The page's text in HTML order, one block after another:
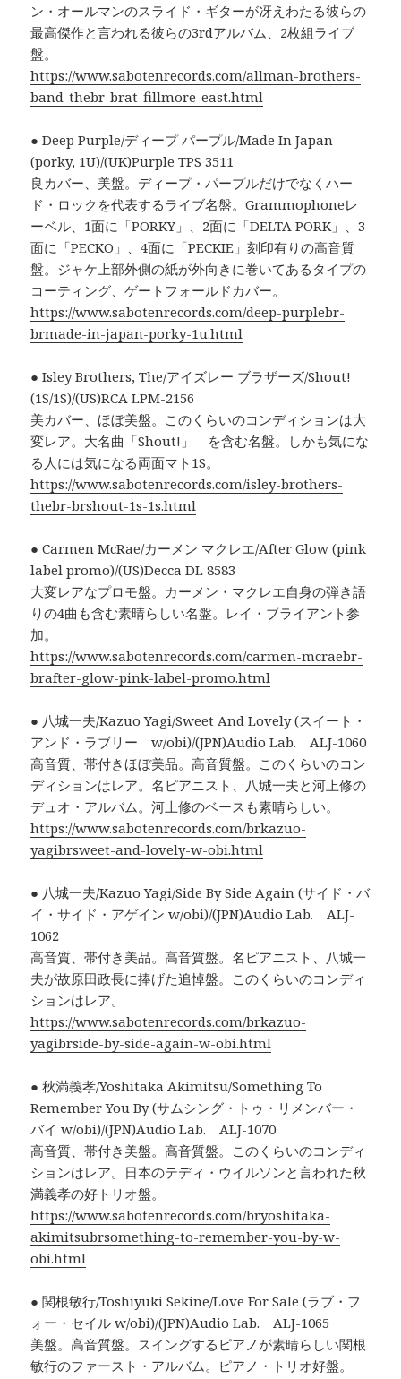
ン・オールマンのスライド・ギターが冴えわたる彼らの
最高傑作と言われる彼らの3rdアルバム、2枚組ライブ
盤。
https://www.sabotenrecords.com/allman-brothers-
band-thebr-brat-fillmore-east.html
● Deep Purple/ディープ パープル/Made In Japan
(porky, 1U)/(UK)Purple TPS 3511
良カバー、美盤。ディープ・パープルだけでなくハー
ド・ロックを代表するライブ名盤。Grammophoneレ
ーベル、1面に「PORKY」、2面に「DELTA PORK」、3
面に「PECKO」、4面に「PECKIE」刻印有りの高音質
盤。ジャケ上部外側の紙が外向きに巻いてあるタイプの
コーティング、ゲートフォールドカバー。
https://www.sabotenrecords.com/deep-purplebr-
brmade-in-japan-porky-1u.html
● Isley Brothers, The/アイズレー ブラザーズ/Shout!
(1S/1S)/(US)RCA LPM-2156
美カバー、ほぼ美盤。このくらいのコンディションは大
変レア。大名曲「Shout!」 を含む名盤。しかも気にな
る人には気になる両面マト1S。
https://www.sabotenrecords.com/isley-brothers-
thebr-brshout-1s-1s.html
● Carmen McRae/カーメン マクレエ/After Glow (pink
label promo)/(US)Decca DL 8583
大変レアなプロモ盤。カーメン・マクレエ自身の弾き語
りの4曲も含む素晴らしい名盤。レイ・ブライアント参
加。
https://www.sabotenrecords.com/carmen-mcraebr-
brafter-glow-pink-label-promo.html
● 八城一夫/Kazuo Yagi/Sweet And Lovely (スイート・
アンド・ラブリー w/obi)/(JPN)Audio Lab. ALJ-1060
高音質、帯付きほぼ美品。高音質盤。このくらいのコン
ディションはレア。名ピアニスト、八城一夫と河上修の
デュオ・アルバム。河上修のベースも素晴らしい。
https://www.sabotenrecords.com/brkazuo-
yagibrsweet-and-lovely-w-obi.html
● 八城一夫/Kazuo Yagi/Side By Side Again (サイド・バ
イ・サイド・アゲイン w/obi)/(JPN)Audio Lab. ALJ-
1062
高音質、帯付き美品。高音質盤。名ピアニスト、八城一
夫が故原田政長に捧げた追悼盤。このくらいのコンディ
ションはレア。
https://www.sabotenrecords.com/brkazuo-
yagibrside-by-side-again-w-obi.html
● 秋満義孝/Yoshitaka Akimitsu/Something To
Remember You By (サムシング・トゥ・リメンバー・
バイ w/obi)/(JPN)Audio Lab. ALJ-1070
高音質、帯付き美盤。高音質盤。このくらいのコンディ
ションはレア。日本のテディ・ウイルソンと言われた秋
満義孝の好トリオ盤。
https://www.sabotenrecords.com/bryoshitaka-
akimitsubrsomething-to-remember-you-by-w-
obi.html
● 関根敏行/Toshiyuki Sekine/Love For Sale (ラブ・フ
ォー・セイル w/obi)/(JPN)Audio Lab. ALJ-1065
美盤。高音質盤。スイングするピアノが素晴らしい関根
敏行のファースト・アルバム。ピアノ・トリオ好盤。